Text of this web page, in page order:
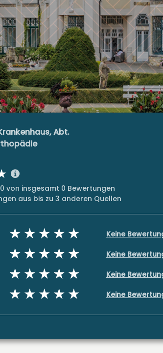
Abt.
von insgesamt 0 Bewertungen
aus bis zu 3 anderen Quellen
Keine
Keine
Keine
Keine